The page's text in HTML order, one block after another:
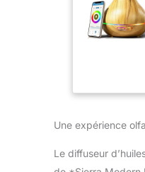
Une expérience
Le diffuseur